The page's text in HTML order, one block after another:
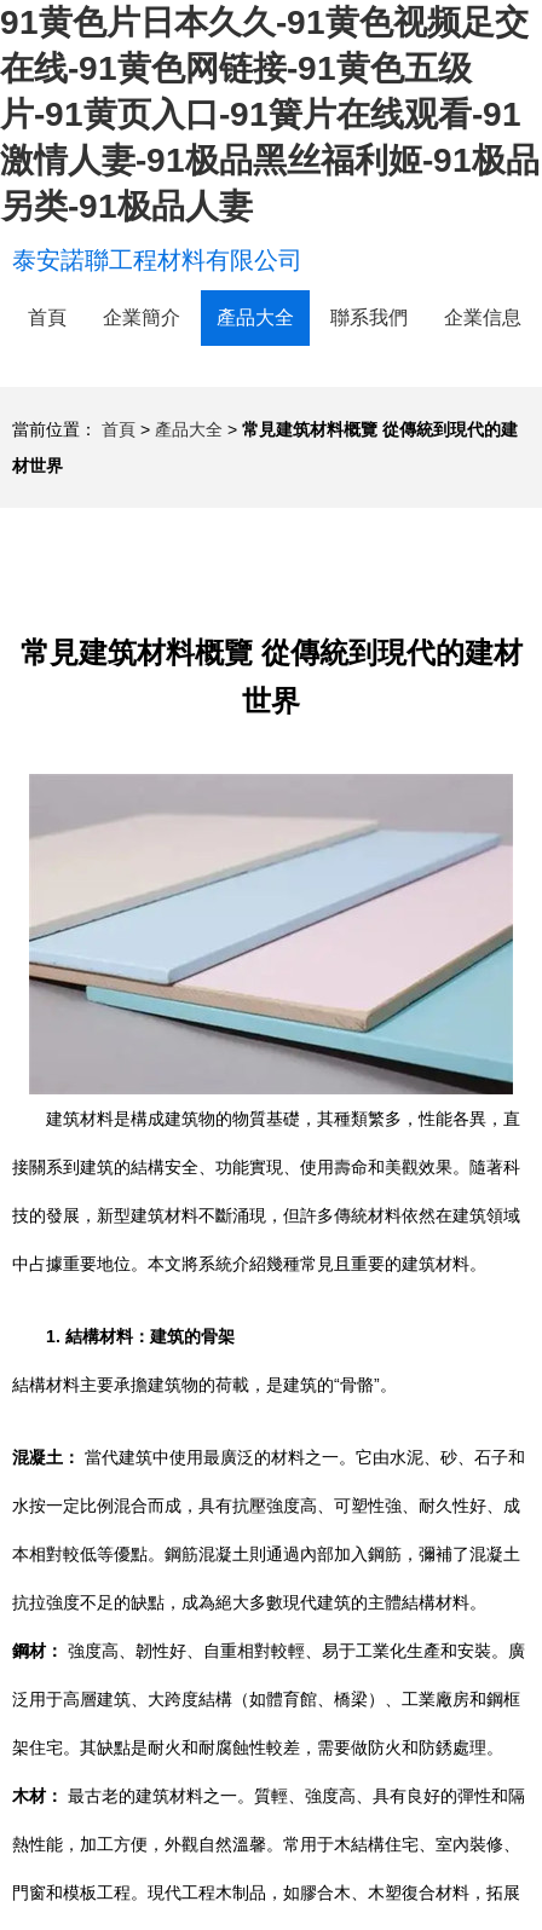
91黄色片日本久久-91黄色视频足交
在线-91黄色网链接-91黄色五级
片-91黄页入口-91簧片在线观看-91
激情人妻-91极品黑丝福利姬-91极品
另类-91极品人妻
泰安諾聯工程材料有限公司
首頁 企業簡介 產品大全 聯系我們 企業信息
當前位置： 首頁 > 產品大全 > 常見建筑材料概覽 從傳統到現代的建
材世界
常見建筑材料概覽 從傳統到現代的建材
世界
建筑材料是構成建筑物的物質基礎，其種類繁多，性能各異，直
接關系到建筑的結構安全、功能實現、使用壽命和美觀效果。隨著科
技的發展，新型建筑材料不斷涌現，但許多傳統材料依然在建筑領域
中占據重要地位。本文將系統介紹幾種常見且重要的建筑材料。
1. 結構材料：建筑的骨架
結構材料主要承擔建筑物的荷載，是建筑的“骨骼”。
混凝土： 當代建筑中使用最廣泛的材料之一。它由水泥、砂、石子和
水按一定比例混合而成，具有抗壓強度高、可塑性強、耐久性好、成
本相對較低等優點。鋼筋混凝土則通過內部加入鋼筋，彌補了混凝土
抗拉強度不足的缺點，成為絕大多數現代建筑的主體結構材料。
鋼材： 強度高、韌性好、自重相對較輕、易于工業化生產和安裝。廣
泛用于高層建筑、大跨度結構（如體育館、橋梁）、工業廠房和鋼框
架住宅。其缺點是耐火和耐腐蝕性較差，需要做防火和防銹處理。
木材： 最古老的建筑材料之一。質輕、強度高、具有良好的彈性和隔
熱性能，加工方便，外觀自然溫馨。常用于木結構住宅、室內裝修、
門窗和模板工程。現代工程木制品，如膠合木、木塑復合材料，拓展